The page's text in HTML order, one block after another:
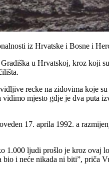
iz Hrvatske i Bosne i
u Hrvatskoj, kroz koji
recke na zidovima koje
mjesto gdje je dva puta
17. aprila 1992. a
ljudi prošlo je kroz ovaj
bio i neće nikada ni biti”, priča